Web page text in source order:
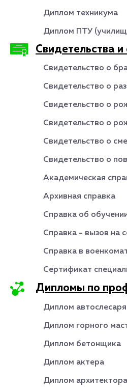
Диплом техникума
Диплом ПТУ
Свидетельства и
Свидетельство о
Свидетельство о
Свидетельство о
Свидетельство о
Свидетельство о
Свидетельство о
Академическая
Архивная справка
Справка об
Справка - вызов на
Справка в
Сертификат
Дипломы по
Диплом автослесаря
Диплом горного
Диплом бетонщика
Диплом актера
Диплом архитектора